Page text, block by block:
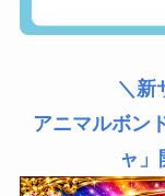
＼新
アニマルボン
ャ」